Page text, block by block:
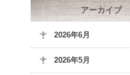
アーカイブ
2026年6月
2026年5月